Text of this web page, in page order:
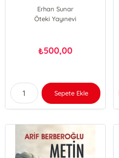
Erhan Sunar
Öteki Yayınevi
₺500,00
Sepete Ekle